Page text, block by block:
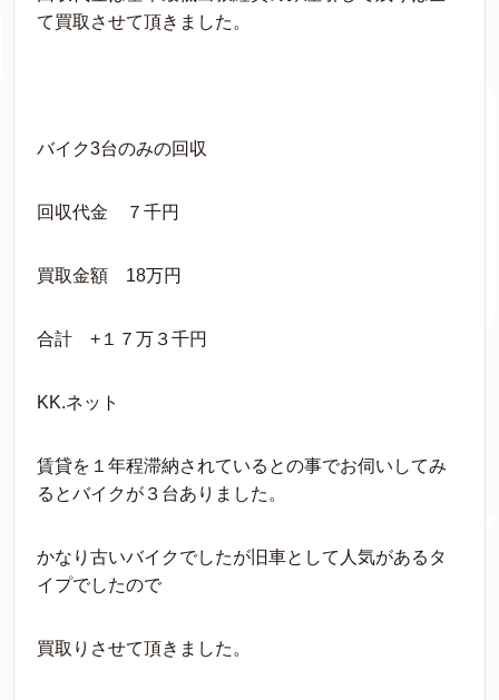
て買取させて頂きました。
バイク3台のみの回収
回収代金 ７千円
買取金額 18万円
合計 +１７万３千円
KK.ネット
賃貸を１年程滞納されているとの事でお伺いしてみ
るとバイクが３台ありました。
かなり古いバイクでしたが旧車として人気があるタ
イプでしたので
買取りさせて頂きました。